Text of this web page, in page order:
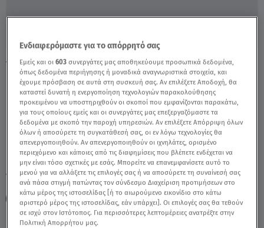
Υδροχόος 21/07/2021 - Οι Σημερινές
Προβλέψεις - Video
TAGS: ΖΩΔΙΑ – ΥΔΡΟΧΟΟΣ ΖΩΔΙΑ ΥΔΡΟΧΟΟΣ
ΑΣΤΡΟΛΟΓΙΚΕΣ ΠΡΟΒΛΕΨΕΙΣ ΑΣΗ ΜΠΗΛΙΟΥ
Ενδιαφερόμαστε για το απόρρητό σας
Εμείς και οι603 συνεργάτες μας αποθηκεύουμε προσωπικά δεδομένα,
όπως δεδομένα περιήγησης ή μοναδικά αναγνωριστικά στοιχεία, και
έχουμε πρόσβαση σε αυτά στη συσκευή σας. Αν επιλέξετε Αποδοχή, θα
καταστεί δυνατή η ενεργοποίηση τεχνολογιών παρακολούθησης
προκειμένου να υποστηριχθούν οι σκοποί που εμφανίζονται παρακάτω,
για τους οποίους εμείς και οι συνεργάτες μας επεξεργαζόμαστε τα
δεδομένα με σκοπό την παροχή υπηρεσιών. Αν επιλέξετε Απόρριψη όλων
όλων ή αποσύρετε τη συγκατάθεσή σας, οι εν λόγω τεχνολογίες θα
απενεργοποιηθούν. Αν απενεργοποιηθούν οι ιχνηλάτες, ορισμένο
περιεχόμενο και κάποιες από τις διαφημίσεις που βλέπετε ενδέχεται να
μην είναι τόσο σχετικές με εσάς. Μπορείτε να επανεμφανίσετε αυτό το
μενού για να αλλάξετε τις επιλογές σας ή να αποσύρετε τη συναίνεσή σας
ανά πάσα στιγμή πατώντας τον σύνδεσμο Διαχείριση προτιμήσεων στο
κάτω μέρος της ιστοσελίδας [ή το αιωρούμενο εικονίδιο στο κάτω
αριστερό μέρος της ιστοσελίδας, εάν υπάρχει]. Οι επιλογές σας θα τεθούν
σε ισχύ στον Ιστότοπος. Για περισσότερες λεπτομέρειες ανατρέξτε στην
Πολιτική Απορρήτου μας.